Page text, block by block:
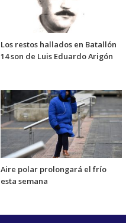
Los restos hallados en Batallón
14 son de Luis Eduardo Arigón
Aire polar prolongará el frío
esta semana